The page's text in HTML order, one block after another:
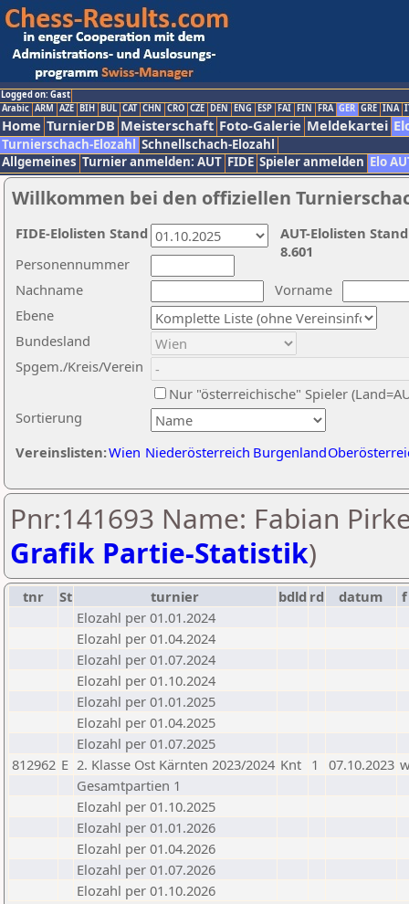
Logged on: Gast
Arabic ARM AZE BIH BUL CAT CHN CRO CZE DEN ENG ESP FAI FIN FRA GER GRE INA
Home TurnierDB Meisterschaft Foto-Galerie Meldekartei
Turnierschach-Elozahl Schnellschach-Elozahl
Allgemeines Turnier anmelden: AUT FIDE Spieler anmelden Elo
Willkommen bei den offiziellen
Nachname
Vorname
Ebene
Sortierung
Personennummer
Bundesland
Spgem./Kreis/Verein
Nur "österreichische" Spieler
Vereinslisten:Wien Niederösterreich Burgenland
AUT-Elolisten
8.601
FIDE-Elolisten Stand
Pnr:141693 Name: Fabian
Grafik Partie-Statistik)
tnr St turnier bdld rd datum
f
Elozahl per 01.01.2024
Elozahl per 01.04.2024
Elozahl per 01.07.2024
Elozahl per 01.10.2024
Elozahl per 01.01.2025
Elozahl per 01.04.2025
Elozahl per 01.07.2025
812962 E 2. Klasse Ost Kärnten 2023/2024 Knt 1 07.10.2023
Gesamtpartien 1
Elozahl per 01.10.2025
Elozahl per 01.01.2026
Elozahl per 01.04.2026
Elozahl per 01.07.2026
Elozahl per 01.10.2026